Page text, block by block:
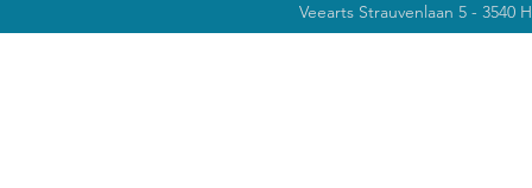
Veearts Strauvenlaan 5 - 3540